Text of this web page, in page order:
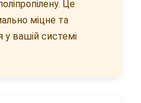
Це
міцне та
у вашій системі